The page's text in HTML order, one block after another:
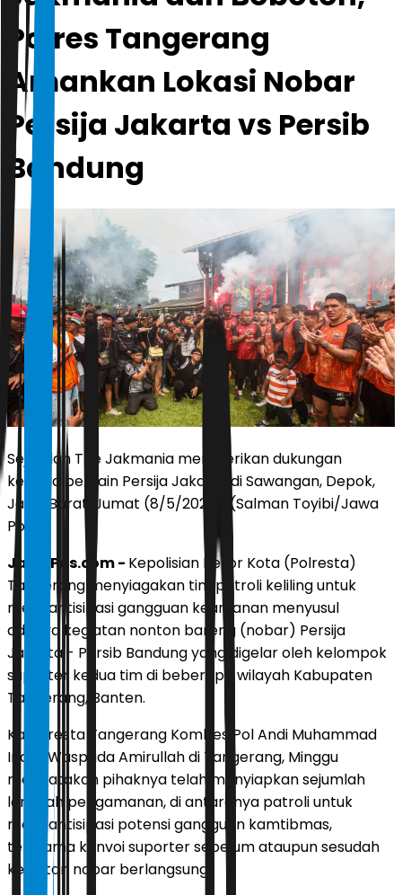
Polres Tangerang
Amankan Lokasi Nobar
Persija Jakarta vs Persib
Bandung
Sejumlah The Jakmania memberikan dukungan
kepada pemain Persija Jakarta di Sawangan, Depok,
Jawa Barat, Jumat (8/5/2026). (Salman Toyibi/Jawa
Pos)
JawaPos.com - Kepolisian Resor Kota (Polresta)
Tangerang menyiagakan tim patroli keliling untuk
mengantisipasi gangguan keamanan menyusul
adanya kegiatan nonton bareng (nobar) Persija
Jakarta - Persib Bandung yang digelar oleh kelompok
suporter kedua tim di beberapa wilayah Kabupaten
Tangerang, Banten.
Kapolresta Tangerang Kombes Pol Andi Muhammad
Indra Waspada Amirullah di Tangerang, Minggu
mengatakan pihaknya telah menyiapkan sejumlah
langkah pengamanan, di antaranya patroli untuk
mengantisipasi potensi gangguan kamtibmas,
terutama konvoi suporter sebelum ataupun sesudah
kegiatan nobar berlangsung.